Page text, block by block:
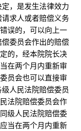
，是发生法律效力
人或者赔偿义务
误的，可以向上一
委员会作出的赔偿
的，经本院院长决
在两个月内重新审
员会也可以直接审
人民法院赔偿委员
法院赔偿委员会作
级人民法院赔偿委
当在两个月内重新